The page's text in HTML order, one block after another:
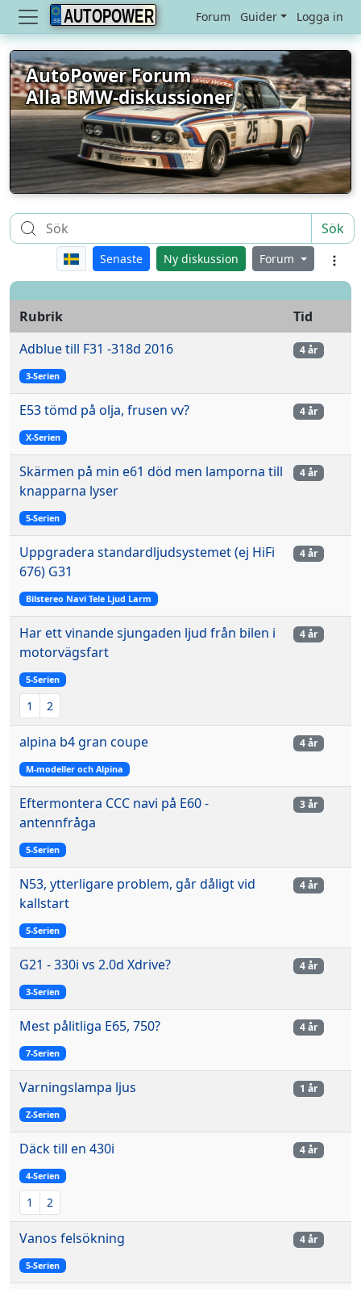
AUTOPOWER Forum Guider Logga in
AutoPower Forum
Alla BMW-diskussioner
Sök
Senaste Ny diskussion Forum
Rubrik
Tid
Adblue till F31 -318d 2016
3-Serien
4 år
E53 tömd på olja, frusen vv?
X-Serien
4 år
Skärmen på min e61 död men lamporna till
knapparna lyser
5-Serien
4 år
Uppgradera standardljudsystemet (ej HiFi
676) G31
Bilstereo Navi Tele Ljud Larm
4 år
Har ett vinande sjungaden ljud från bilen i
motorvägsfart
5-Serien
1 2
4 år
alpina b4 gran coupe
M-modeller och Alpina
4 år
Eftermontera CCC navi på E60 -
antennfråga
5-Serien
3 år
N53, ytterligare problem, går dåligt vid
kallstart
5-Serien
4 år
G21 - 330i vs 2.0d Xdrive?
3-Serien
4 år
Mest pålitliga E65, 750?
7-Serien
4 år
Varningslampa ljus
Z-Serien
1 år
Däck till en 430i
4-Serien
1 2
4 år
Vanos felsökning
5-Serien
4 år